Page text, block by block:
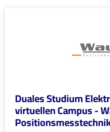
Duales Studium
virtuellen Campus -